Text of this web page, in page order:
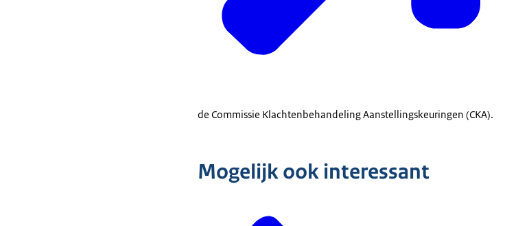
de Commissie Klachtenbehandeling Aanstellingskeuringen (CKA).
Mogelijk ook interessant